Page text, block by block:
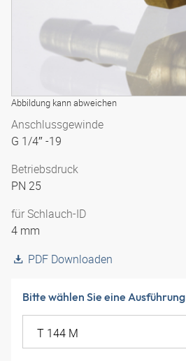
Abbildung kann abweichen
Anschlussgewinde
G 1/4″ -19
Betriebsdruck
PN 25
für Schlauch-ID
4 mm
PDF Downloaden
Bitte wählen Sie eine Ausführung